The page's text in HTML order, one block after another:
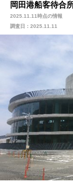
岡田港船客待合
2025.11.11時点の情報
調査日： 2025.11.11